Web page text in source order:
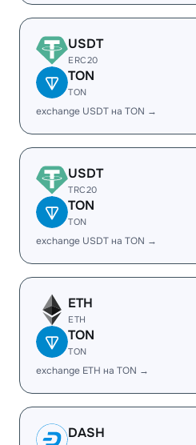
USDT
ERC20
TON
TON
exchange USDT на TON →
USDT
TRC20
TON
TON
exchange USDT на TON →
ETH
ETH
TON
TON
exchange ETH на TON →
DASH